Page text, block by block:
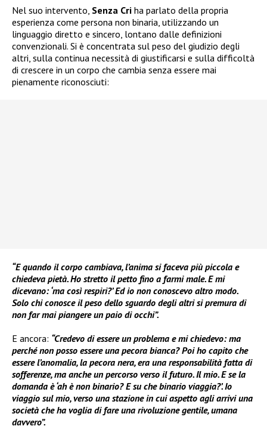
Nel suo intervento, Senza Cri ha parlato della propria
esperienza come persona non binaria, utilizzando un
linguaggio diretto e sincero, lontano dalle definizioni
convenzionali. Si è concentrata sul peso del giudizio degli
altri, sulla continua necessità di giustificarsi e sulla difficoltà
di crescere in un corpo che cambia senza essere mai
pienamente riconosciuti:
“E quando il corpo cambiava, l’anima si faceva più piccola e
chiedeva pietà. Ho stretto il petto fino a farmi male. E mi
dicevano: ‘ma così respiri?’ Ed io non conoscevo altro modo.
Solo chi conosce il peso dello sguardo degli altri si premura di
non far mai piangere un paio di occhi”.
E ancora: “Credevo di essere un problema e mi chiedevo: ma
perché non posso essere una pecora bianca? Poi ho capito che
essere l’anomalia, la pecora nera, era una responsabilità fatta di
sofferenze, ma anche un percorso verso il futuro. Il mio. E se la
domanda è ‘ah è non binario? E su che binario viaggia?’. Io
viaggio sul mio, verso una stazione in cui aspetto agli arrivi una
società che ha voglia di fare una rivoluzione gentile, umana
davvero”.